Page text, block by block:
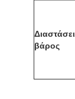
βάρος